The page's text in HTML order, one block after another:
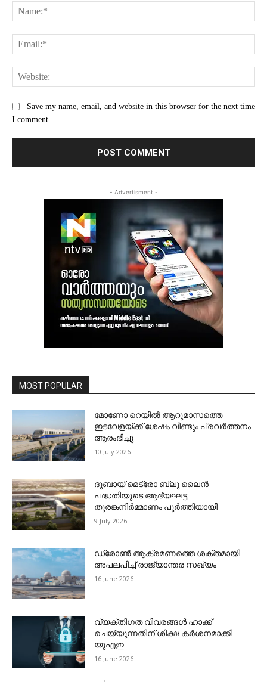
Save my name, email, and website in this browser for the next time
I comment.
- Advertisment -
MOST POPULAR
മോണോ റെയില്‍ ആറുമാസത്തെ
ഇടവേളയ്ക്ക് ശേഷം വീണ്ടും പ്രവര്‍ത്തനം
ആരംഭിച്ചു
10 July 2026
ദുബായ് മെട്രോ ബ്ലു ലൈന്‍
പദ്ധതിയുടെ ആദ്യഘട്ട
തുരങ്കനിര്‍മ്മാണം പൂര്‍ത്തിയായി
9 July 2026
ഡ്രോണ്‍ ആക്രമണത്തെ ശക്തമായി
അപലപിച്ച് രാജ്യാന്തര സഖ്യം
16 June 2026
വ്യക്തിഗത വിവരങ്ങള്‍ ഹാക്ക്
ചെയ്യുന്നതിന് ശിക്ഷ കര്‍ശനമാക്കി
യുഎഇ
16 June 2026